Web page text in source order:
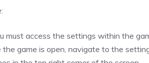
must access the settings within the
game is open, navigate to the